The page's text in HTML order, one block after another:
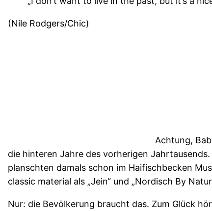
(Nile Rodgers/Chic)
Achtung,
die hinteren Jahre des vorherigen
planschten damals schon im Haifischbecken
classic material als „Jein“ und „Nordisch By
Nur: die Bevölkerung braucht das. Zum Glück